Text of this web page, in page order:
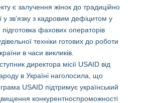
є залучення жінок до традиційно
у зв’язку з кадровим дефіцитом у
підготовка фахових операторів
техніки готових до роботи
в часи викликів.
директора місії USAID від
в Україні наголосила, що
USAID підтримує український
конкурентноспроможності